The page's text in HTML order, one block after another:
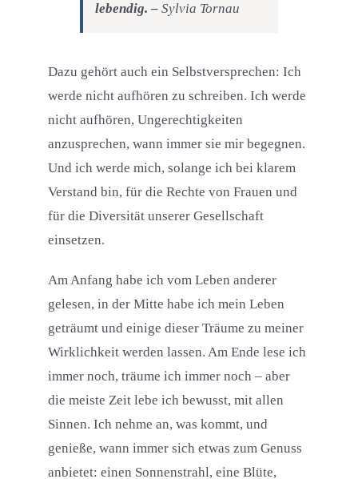
lebendig. – Sylvia Tornau
Dazu gehört auch ein Selbstversprechen: Ich
werde nicht aufhören zu schreiben. Ich werde
nicht aufhören, Ungerechtigkeiten
anzusprechen, wann immer sie mir begegnen.
Und ich werde mich, solange ich bei klarem
Verstand bin, für die Rechte von Frauen und
für die Diversität unserer Gesellschaft
einsetzen.
Am Anfang habe ich vom Leben anderer
gelesen, in der Mitte habe ich mein Leben
geträumt und einige dieser Träume zu meiner
Wirklichkeit werden lassen. Am Ende lese ich
immer noch, träume ich immer noch – aber
die meiste Zeit lebe ich bewusst, mit allen
Sinnen. Ich nehme an, was kommt, und
genieße, wann immer sich etwas zum Genuss
anbietet: einen Sonnenstrahl, eine Blüte,